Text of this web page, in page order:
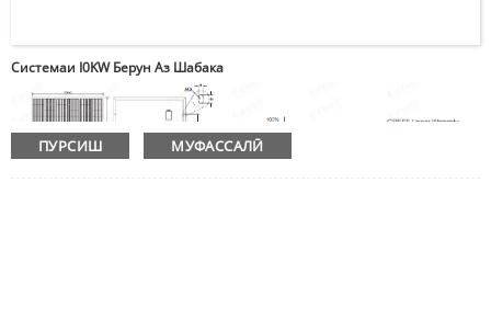
Системаи I0KW Берун Аз Шабака
ПУРСИШ МУФАССАЛӢ